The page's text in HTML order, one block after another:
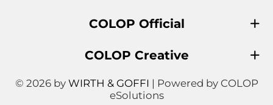
COLOP Official
COLOP Creative
© 2026 by WIRTH & GOFFI | Powered by COLOP
eSolutions